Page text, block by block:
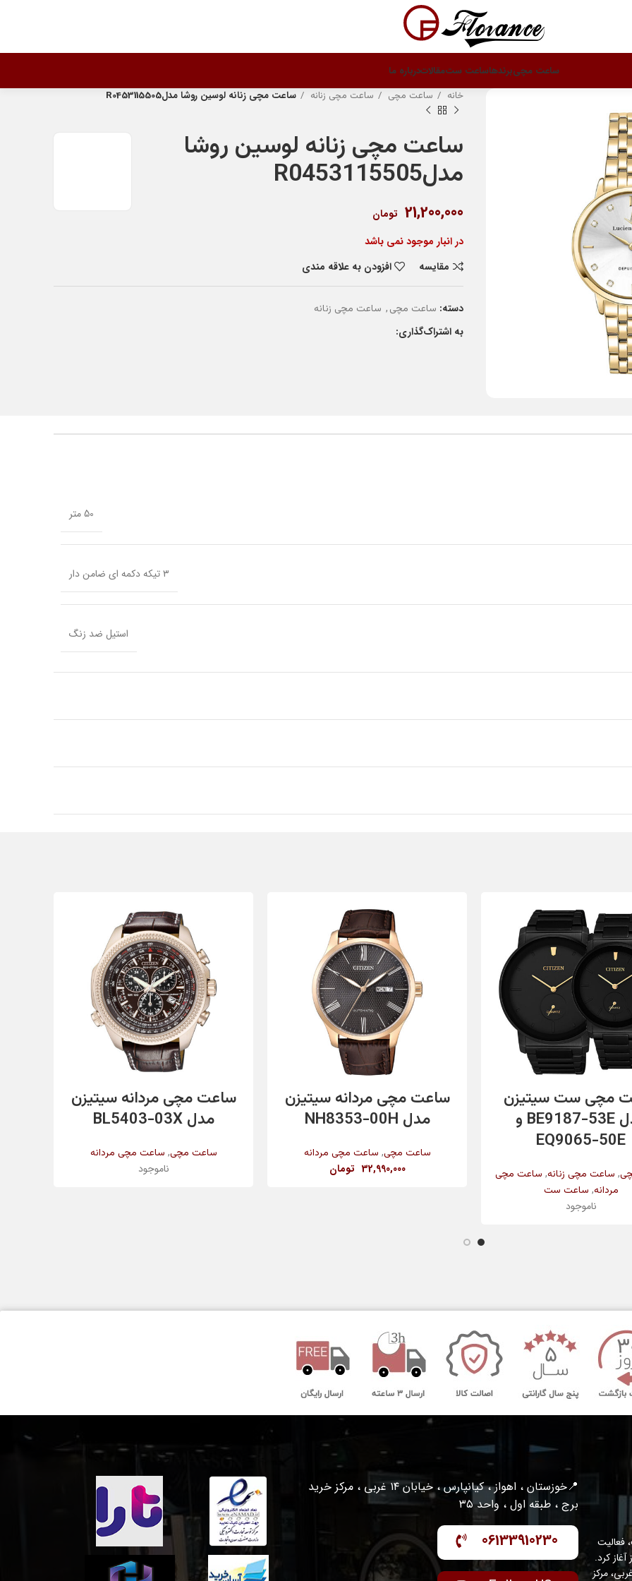
ساعت مچیبرندهاساعت ستمقالاتدرباره ما
خانه ساعت مچی ساعت مچی زنانه ساعت مچی زنانه لوسین روشا مدلR0453115505
ساعت مچی زنانه لوسین روشا
مدلR0453115505
21,200,000 تومان
در انبار موجود نمی باشد
مقایسه
افزودن به علاقه مندی
دسته: ساعت مچی, ساعت مچی زنانه
به اشتراک‌گذاری:
50 متر
۳ تیکه دکمه ای ضامن دار
استیل ضد زنگ
بانوان
مچی ست سیتیزن
مدل BE9187-53E و
EQ9065-50E
, ساعت مچی زنانه, ساعت مچی
مردانه, ساعت ست
ناموجود
افزودن به سبد خرید
ساعت مچی مردانه سیتیزن
مدل NH8353-00H
ساعت مچی, ساعت مچی مردانه
32,990,000 تومان
اطلاعات بیشتر
ساعت مچی مردانه سیتیزن
مدل BL5403-03X
ساعت مچی, ساعت مچی مردانه
ناموجود
فعالیت
آغاز کرد.
مدیریت متخصص و متعهد، در منطقه کیانپارس – خیابان ۱۴ غربی، مرکز
📍خوزستان ، اهواز ، کیانپارس ، خیابان ۱۴ غربی ، مرکز خرید
برج ، طبقه اول ، واحد ۳۵
06133910230